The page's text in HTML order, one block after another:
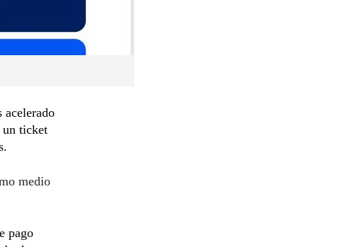
acelerado
un ticket
medio
pago